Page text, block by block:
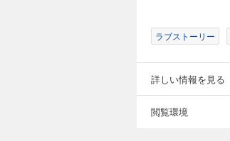
ラブストーリー
詳しい情報を見る
閲覧環境